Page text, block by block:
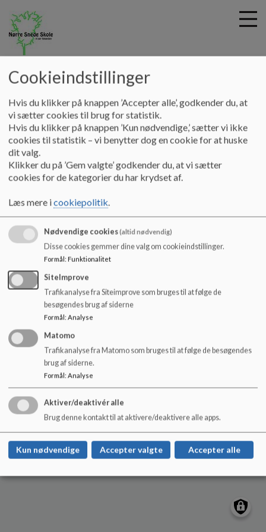
i
nsskole
Hjem
Billede arkiv
Her kan I finde billeder fra skoleåret 22/23
Arkiv
Nørre Snede Skole
Skovbakken 7, 8766 Nørre Snede
nsskole@ikast-brande.dk
+45 99605600
EAN NR. 5798006300327
Sitemap
Cookie politik
Cookieindstillinger
Hvis du klikker på knappen ’Accepter alle’, godkender du, at
vi sætter cookies til brug for statistik.
Hvis du klikker på knappen ’Kun nødvendige,’ sætter vi ikke
cookies til statistik – vi benytter dog en cookie for at huske
dit valg.
Klikker du på ’Gem valgte’ godkender du, at vi sætter
cookies for de kategorier du har krydset af.
Læs mere icookiepolitik.
Nødvendige cookies(altid nødvendig)
Disse cookies gemmer dine valg om cookieindstillinger.
Formål: Funktionalitet
SiteImprove
Trafikanalyse fra Siteimprove som bruges til at følge de
besøgendes brug af siderne
Formål: Analyse
Matomo
Trafikanalyse fra Matomo som bruges til at følge de besøgendes
brug af siderne.
Formål: Analyse
Aktiver/deaktivér alle
Brug denne kontakt til at aktivere/deaktivere alle apps.
Kun nødvendige Accepter valgte Accepter alle